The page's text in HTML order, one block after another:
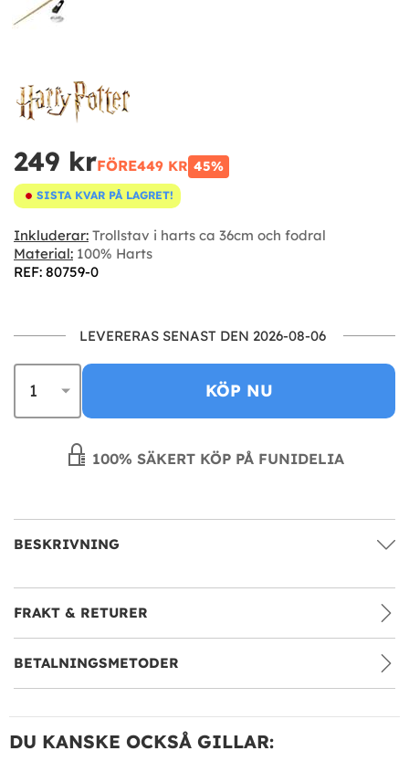
249 krFÖRE449 KR 45%
SISTA KVAR PÅ LAGRET!
Inkluderar: Trollstav i harts ca 36cm och fodral
Material: 100% Harts
REF: 80759-0
LEVERERAS SENAST DEN 2026-08-06
KÖP NU
100% SÄKERT KÖP PÅ FUNIDELIA
BESKRIVNING
FRAKT & RETURER
BETALNINGSMETODER
DU KANSKE OCKSÅ GILLAR: